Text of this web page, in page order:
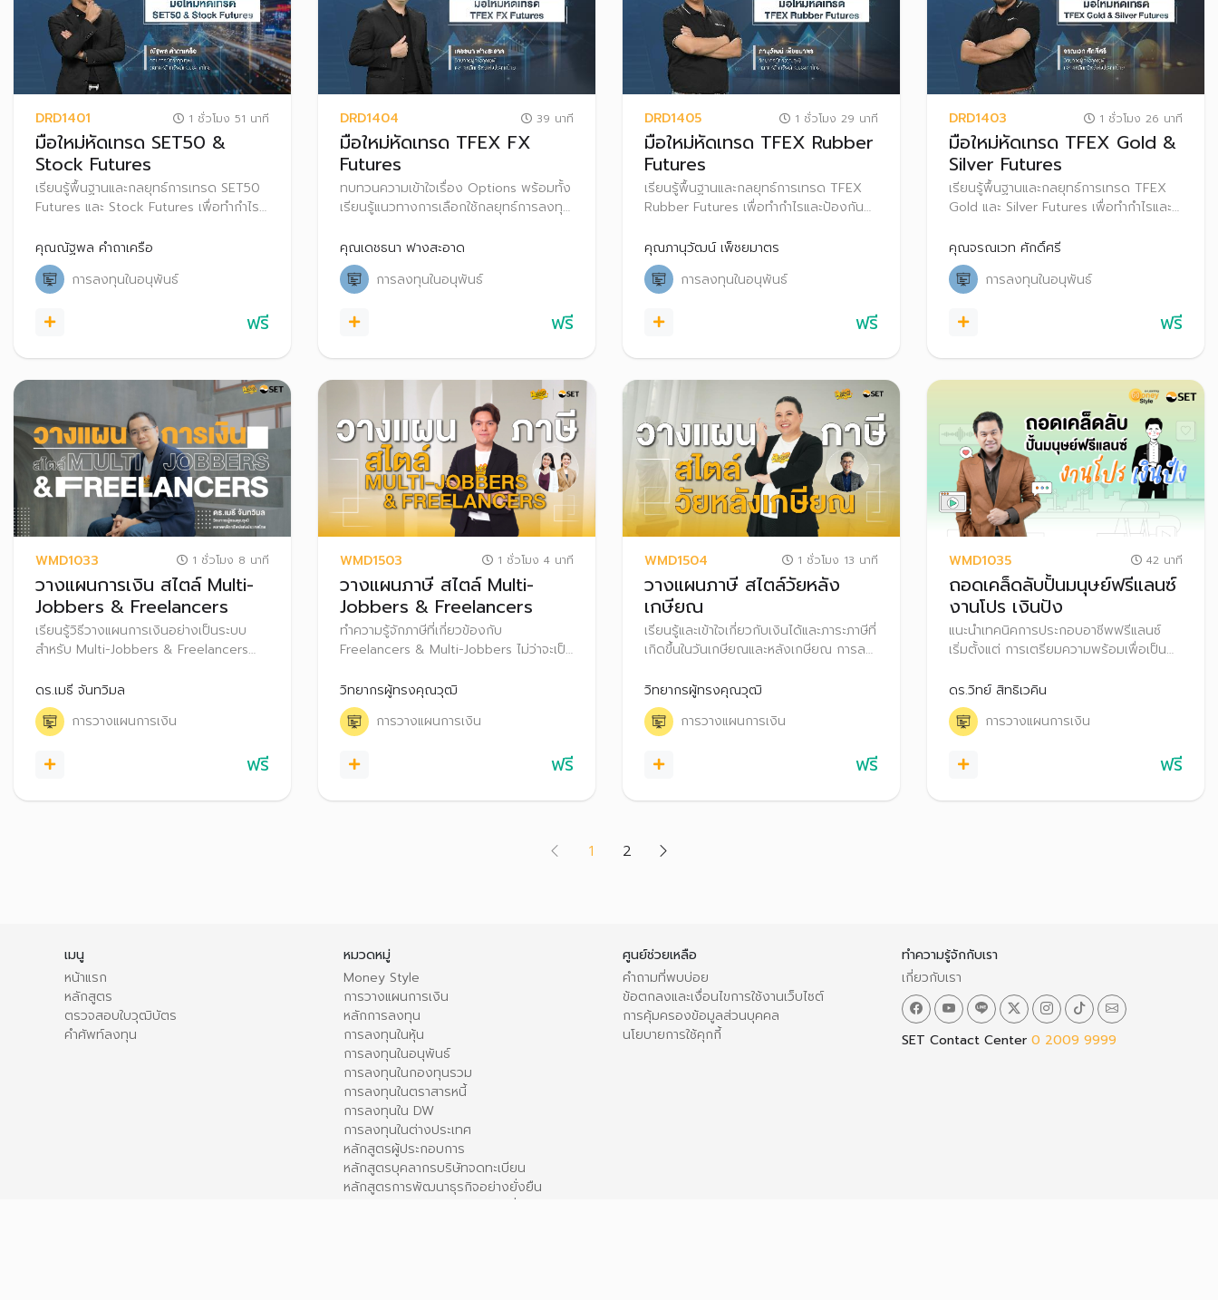
DRD1401 1 ชั่วโมง 51 นาที
มือใหม่หัดเทรด SET50 &
Stock Futures
เรียนรู้พื้นฐานและกลยุทธ์การเทรด SET50
Futures และ Stock Futures เพื่อทำกำไร
คุณณัฐพล คำถาเครือ
การลงทุนในอนุพันธ์
ฟรี
DRD1404 39 นาที
มือใหม่หัดเทรด TFEX FX
Futures
ทบทวนความเข้าใจเรื่อง Options พร้อมทั้ง
เรียนรู้แนวทางการเลือกใช้กลยุทธ์การลงทุน
ใช้และนำไปประกอบการตัดสินใจในการเทรด
Options
คุณเดชธนา ฟางสะอาด
การลงทุนในอนุพันธ์
ฟรี
DRD1405 1 ชั่วโมง 29 นาที
มือใหม่หัดเทรด TFEX Rubber
Futures
เรียนรู้พื้นฐานและกลยุทธ์การเทรด TFEX
Rubber Futures เพื่อทำกำไรและป้องกัน
คุณภานุวัฒน์ เพ็ชยมาตร
การลงทุนในอนุพันธ์
ฟรี
DRD1403 1 ชั่วโมง 26 นาที
มือใหม่หัดเทรด TFEX Gold &
Silver Futures
เรียนรู้พื้นฐานและกลยุทธ์การเทรด TFEX
Gold และ Silver Futures เพื่อทำกำไรและ
คุณจรณเวท ศักดิ์ศรี
การลงทุนในอนุพันธ์
ฟรี
WMD1033 1 ชั่วโมง 8 นาที
วางแผนการเงิน สไตล์ Multi-
Jobbers & Freelancers
เรียนรู้วิธีวางแผนการเงินอย่างเป็นระบบ
สำหรับ Multi-Jobbers & Freelancers
ปกป้องความมั่งคั่งท่ามกลางความท้าทาย
จากความไม่แน่นอนของรายได้ และข้อจำกัด
ของสวัสดิการ เพื่อให้เกิดชีวิตอิสระ งานโปร
ดร.เมธี จันทวิมล
การวางแผนการเงิน
ฟรี
WMD1503 1 ชั่วโมง 4 นาที
วางแผนภาษี สไตล์ Multi-
Jobbers & Freelancers
ทำความรู้จักภาษีที่เกี่ยวข้องกับ
Freelancers & Multi-Jobbers ไม่ว่าจะเป็น
และภาษีมูลค่าเพิ่ม (VAT) พร้อมแนวทางการ
วางแผนภาษีให้ถูกต้องและเหมาะสม สร้าง
ความมั่งคั่งและมั่นคงให้กับชีวิตในระยะยาว
วิทยากรผู้ทรงคุณวุฒิ
การวางแผนการเงิน
ฟรี
WMD1504 1 ชั่วโมง 13 นาที
วางแผนภาษี สไตล์วัยหลัง
เกษียณ
เรียนรู้และเข้าใจเกี่ยวกับเงินได้และภาระภาษีที่
เกิดขึ้นในวันเกษียณและหลังเกษียณ การลด
อายุ เพื่อการวางแผนภาษีให้ถูกต้องและ
เหมาะสม
วิทยากรผู้ทรงคุณวุฒิ
การวางแผนการเงิน
ฟรี
WMD1035 42 นาที
ถอดเคล็ดลับปั้นมนุษย์ฟรีแลนซ์
งานโปร เงินปัง
แนะนำเทคนิคการประกอบอาชีพฟรีแลนซ์
เริ่มตั้งแต่ การเตรียมความพร้อมเพื่อเป็น
พร้อมทั้งแชร์ประสบการณ์ในการเป็นฟรีแลน
ซ์อย่างไรให้ประสบความสำเร็จ รวมถึง
เทคนิคการบริหารจัดการเงินสำหรับอาชีพฟรี
ดร.วิทย์ สิทธิเวคิน
การวางแผนการเงิน
ฟรี
1(current)
2
เมนู
หน้าแรก
หลักสูตร
ตรวจสอบใบวุฒิบัตร
คำศัพท์ลงทุน
หมวดหมู่
Money Style
การวางแผนการเงิน
หลักการลงทุน
การลงทุนในหุ้น
การลงทุนในอนุพันธ์
การลงทุนในกองทุนรวม
การลงทุนในตราสารหนี้
การลงทุนใน DW
การลงทุนในต่างประเทศ
หลักสูตรผู้ประกอบการ
หลักสูตรบุคลากรบริษัทจดทะเบียน
หลักสูตรการพัฒนาธุรกิจอย่างยั่งยืน
การลงทุนในสินทรัพย์ทางเลือกอื่น ๆ
ศูนย์ช่วยเหลือ
คำถามที่พบบ่อย
ข้อตกลงและเงื่อนไขการใช้งานเว็บไซต์
การคุ้มครองข้อมูลส่วนบุคคล
นโยบายการใช้คุกกี้
ทำความรู้จักกับเรา
เกี่ยวกับเรา
SET Contact Center 0 2009 9999